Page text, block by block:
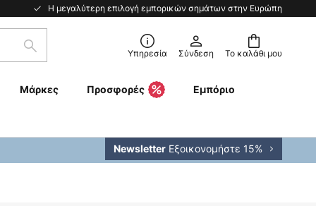
Η μεγαλύτερη επιλογή εμπορικών σημάτων στην Ευρώπη
Το καλάθι μου
Αναζήτηση Υπηρεσία Σύνδεση
Μάρκες Προσφορές Εμπόριο
Newsletter Εξοικονομήστε 15%